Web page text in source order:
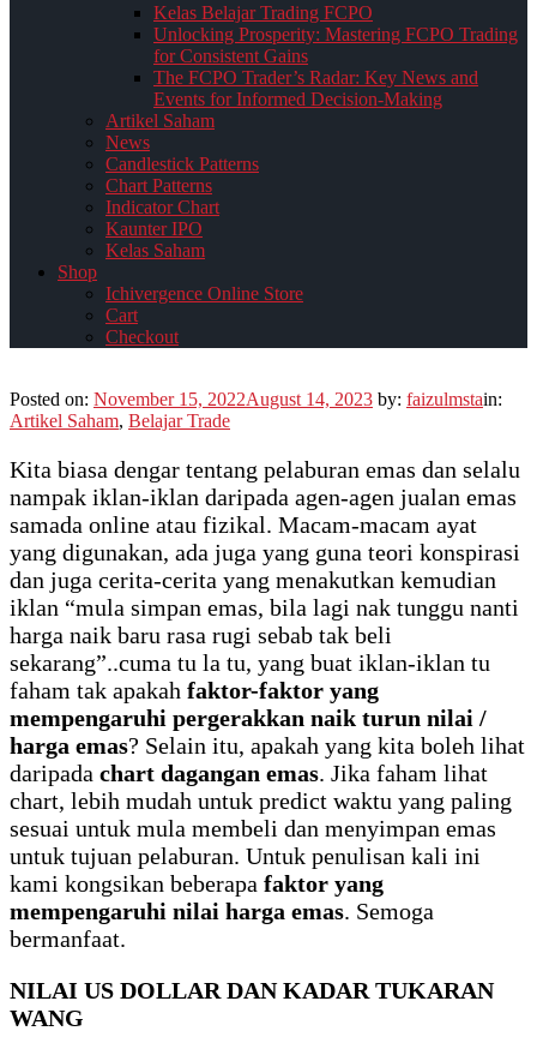
Kelas Belajar Trading FCPO
Unlocking Prosperity: Mastering FCPO Trading
for Consistent Gains
The FCPO Trader’s Radar: Key News and
Events for Informed Decision-Making
Artikel Saham
News
Candlestick Patterns
Chart Patterns
Indicator Chart
Kaunter IPO
Kelas Saham
Shop
Ichivergence Online Store
Cart
Checkout
Posted on: November 15, 2022August 14, 2023 by: faizulmstain:
Artikel Saham, Belajar Trade
Kita biasa dengar tentang pelaburan emas dan selalu
nampak iklan-iklan daripada agen-agen jualan emas
samada online atau fizikal. Macam-macam ayat
yang digunakan, ada juga yang guna teori konspirasi
dan juga cerita-cerita yang menakutkan kemudian
iklan “mula simpan emas, bila lagi nak tunggu nanti
harga naik baru rasa rugi sebab tak beli
sekarang”..cuma tu la tu, yang buat iklan-iklan tu
faham tak apakah faktor-faktor yang
mempengaruhi pergerakkan naik turun nilai /
harga emas? Selain itu, apakah yang kita boleh lihat
daripada chart dagangan emas. Jika faham lihat
chart, lebih mudah untuk predict waktu yang paling
sesuai untuk mula membeli dan menyimpan emas
untuk tujuan pelaburan. Untuk penulisan kali ini
kami kongsikan beberapa faktor yang
mempengaruhi nilai harga emas. Semoga
bermanfaat.
NILAI US DOLLAR DAN KADAR TUKARAN
WANG